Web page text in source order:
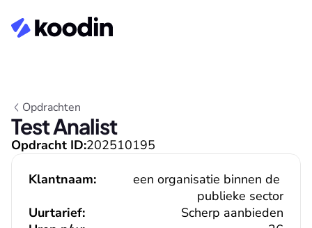
Opdrachten
Test Analist
Opdracht ID:202510195
Klantnaam:
een organisatie binnen de
publieke sector
Uurtarief:
Scherp aanbieden